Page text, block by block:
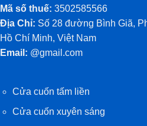
Mã số thuế: 3502585566
Địa Chỉ: Số 28 đường Bình Giã,
Hồ Chí Minh, Việt Nam
Email: @gmail.com
Cửa cuốn tấm liền
Cửa cuốn xuyên sáng